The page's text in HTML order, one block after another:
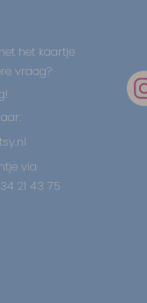
het kaartje
vraag?
via
21 43 75